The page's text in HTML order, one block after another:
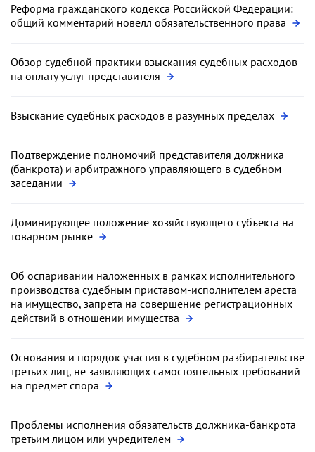
Реформа гражданского кодекса Российской Федерации:
общий комментарий новелл обязательственного права
Обзор судебной практики взыскания судебных расходов
на оплату услуг представителя
Взыскание судебных расходов в разумных пределах
Подтверждение полномочий представителя должника
(банкрота) и арбитражного управляющего в судебном
заседании
Доминирующее положение хозяйствующего субъекта на
товарном рынке
Об оспаривании наложенных в рамках исполнительного
производства судебным приставом-исполнителем ареста
на имущество, запрета на совершение регистрационных
действий в отношении имущества
Основания и порядок участия в судебном разбирательстве
третьих лиц, не заявляющих самостоятельных требований
на предмет спора
Проблемы исполнения обязательств должника-банкрота
третьим лицом или учредителем